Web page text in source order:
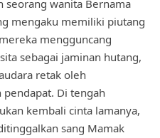
seorang wanita Bernama
mengaku memiliki piutang
mengguncang
sebagai jaminan hutang,
retak oleh
Di tengah
kembali cinta lamanya,
sang Mamak